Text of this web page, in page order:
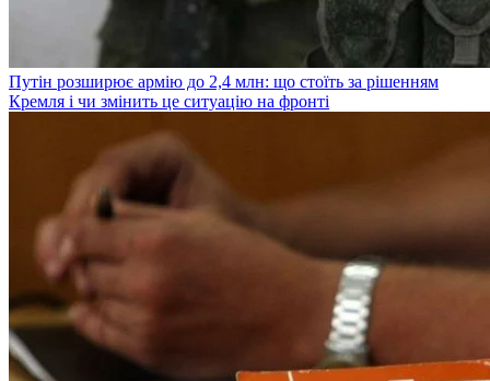
Путін розширює армію до 2,4 млн: що стоїть за рішенням
Кремля і чи змінить це ситуацію на фронті